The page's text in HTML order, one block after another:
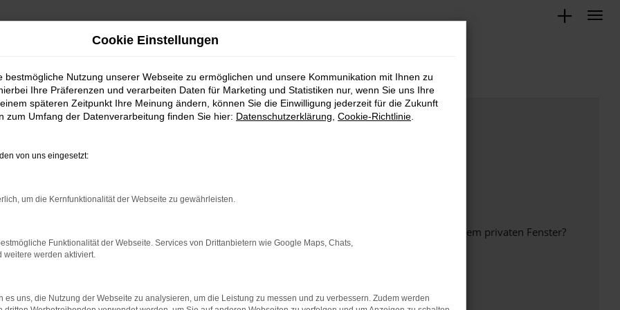
bestimmter Seiten verhindern. Funktioniert die Seite in einem anderen Browser oder in einem privaten Fenster?
beheben.
auf dem neuesten Stand sind.
kann auch dazu führen, dass bestimmte Funktionen nicht mehr unterstützt werden.
Cookie Einstellungen
bestmögliche Nutzung unserer Webseite zu ermöglichen und unsere Kommunikation mit Ihnen zu
Ihre Präferenzen und verarbeiten Daten für Marketing und Statistiken nur, wenn Sie uns Ihre
späteren Zeitpunkt Ihre Meinung ändern, können Sie die Einwilligung jederzeit für die Zukunft
zum Umfang der Datenverarbeitung finden Sie hier: Datenschutzerklärung Cookie-Richtlinie
von uns eingesetzt:
um die Kernfunktionalität der Webseite zu gewährleisten.
Funktionalität der Webseite. Services von Drittanbietern wie Google Maps, Chats,
weitere werden aktiviert.
es uns, die Nutzung der Webseite zu analysieren, um die Leistung zu messen und zu verbessern. Zudem werden